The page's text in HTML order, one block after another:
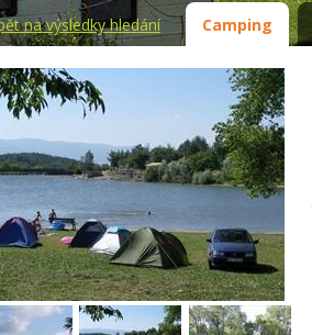
na výsledky hledání Camping